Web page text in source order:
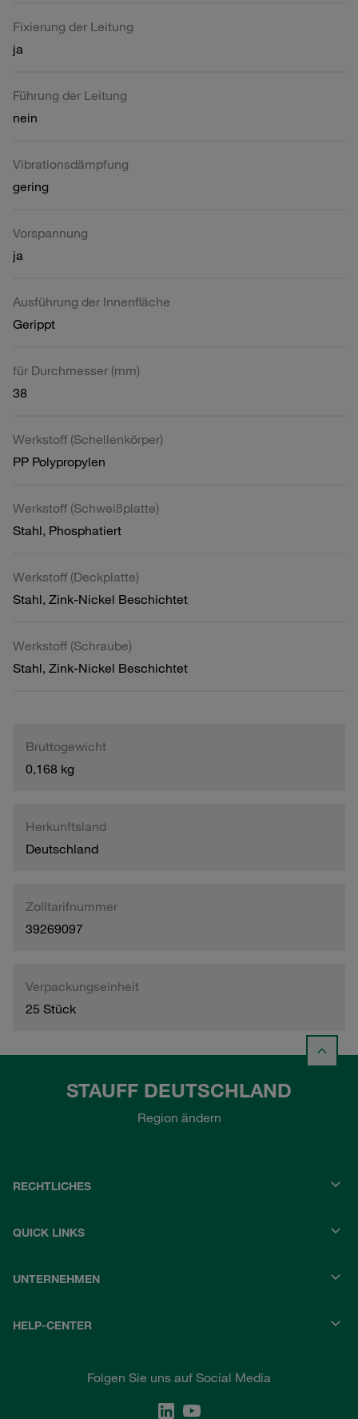
Fixierung der Leitung
ja
Führung der Leitung
nein
Vibrationsdämpfung
gering
Vorspannung
ja
Ausführung der Innenfläche
Gerippt
für Durchmesser (mm)
38
Werkstoff (Schellenkörper)
PP Polypropylen
Werkstoff (Schweißplatte)
Stahl, Phosphatiert
Werkstoff (Deckplatte)
Stahl, Zink-Nickel Beschichtet
Werkstoff (Schraube)
Stahl, Zink-Nickel Beschichtet
Bruttogewicht
0,168 kg
Herkunftsland
Deutschland
Zolltarifnummer
39269097
Verpackungseinheit
25 Stück
STAUFF DEUTSCHLAND
Region ändern
RECHTLICHES
QUICK LINKS
UNTERNEHMEN
HELP-CENTER
Folgen Sie uns auf Social Media